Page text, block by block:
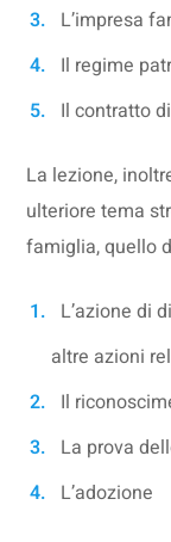
L’impresa
Il regime
Il contratto
La lezione,
ulteriore tema
famiglia, quello
L’azione di
altre azioni
Il
La prova
L’adozione